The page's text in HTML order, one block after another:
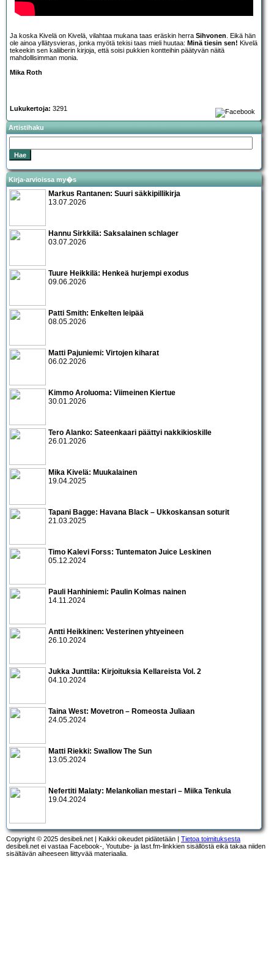
Ja koska Kivelä on Kivelä, vilahtaa mukana taas eräskin herra Sihvonen. Eikä hän
ole ainoa yllätysvieras, jonka myötä tekisi taas mieli huutaa: Minä tiesin sen! Kivelä
tekeekin sen kaliiberin kirjoja, että soisi pukkien kontteihin päätyvän näitä
mahdollisimman monia.
Mika Roth
Lukukertoja: 3291
Artistihaku
Kirja-arvioissa my�s
Markus Rantanen: Suuri säkkipillikirja
13.07.2026
Hannu Sirkkilä: Saksalainen schlager
03.07.2026
Tuure Heikkilä: Henkeä hurjempi exodus
09.06.2026
Patti Smith: Enkelten leipää
08.05.2026
Matti Pajuniemi: Virtojen kiharat
06.02.2026
Kimmo Aroluoma: Viimeinen Kiertue
30.01.2026
Tero Alanko: Sateenkaari päättyi nakkikioskille
26.01.2026
Mika Kivelä: Muukalainen
19.04.2025
Tapani Bagge: Havana Black – Ukkoskansan soturit
21.03.2025
Timo Kalevi Forss: Tuntematon Juice Leskinen
05.12.2024
Pauli Hanhiniemi: Paulin Kolmas nainen
14.11.2024
Antti Heikkinen: Vesterinen yhtyeineen
26.10.2024
Jukka Junttila: Kirjoituksia Kellareista Vol. 2
04.10.2024
Taina West: Movetron – Romeosta Juliaan
24.05.2024
Matti Riekki: Swallow The Sun
13.05.2024
Nefertiti Malaty: Melankolian mestari – Miika Tenkula
19.04.2024
Copyright © 2025 desibeli.net | Kaikki oikeudet pidätetään | Tietoa toimituksesta
desibeli.net ei vastaa Facebook-, Youtube- ja last.fm-linkkien sisällöstä eikä takaa niiden
sisältävän aiheeseen liittyvää materiaalia.